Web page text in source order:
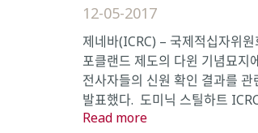
12-05-2017
제네바(ICRC) – 국제적십자위
포클랜드 제도의 다윈 기념묘지
전사자들의 신원 확인 결과를
발표했다. 도미닉 스틸하트
Read more